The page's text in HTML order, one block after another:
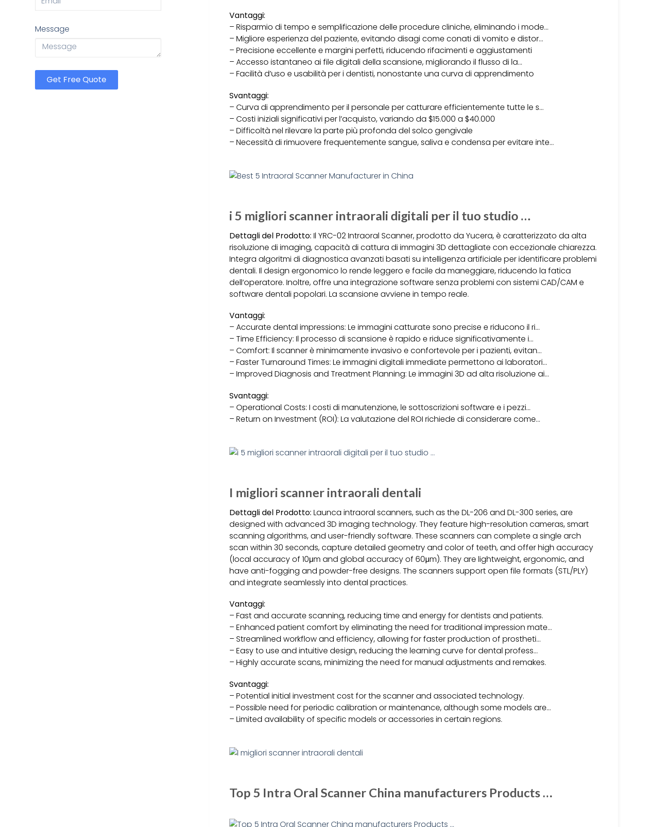
Message
Get Free Quote
Vantaggi:
– Risparmio di tempo e semplificazione delle procedure cliniche, eliminando i mode…
– Migliore esperienza del paziente, evitando disagi come conati di vomito e distor…
– Precisione eccellente e margini perfetti, riducendo rifacimenti e aggiustamenti
– Accesso istantaneo ai file digitali della scansione, migliorando il flusso di la…
– Facilità d’uso e usabilità per i dentisti, nonostante una curva di apprendimento
Svantaggi:
– Curva di apprendimento per il personale per catturare efficientemente tutte le s…
– Costi iniziali significativi per l’acquisto, variando da $15.000 a $40.000
– Difficoltà nel rilevare la parte più profonda del solco gengivale
– Necessità di rimuovere frequentemente sangue, saliva e condensa per evitare inte…
i 5 migliori scanner intraorali digitali per il tuo studio …
Dettagli del Prodotto: Il YRC-02 Intraoral Scanner, prodotto da Yucera, è caratterizzato da alta
risoluzione di imaging, capacità di cattura di immagini 3D dettagliate con eccezionale chiarezza.
Integra algoritmi di diagnostica avanzati basati su intelligenza artificiale per identificare problemi
dentali. Il design ergonomico lo rende leggero e facile da maneggiare, riducendo la fatica
dell’operatore. Inoltre, offre una integrazione software senza problemi con sistemi CAD/CAM e
software dentali popolari. La scansione avviene in tempo reale.
Vantaggi:
– Accurate dental impressions: Le immagini catturate sono precise e riducono il ri…
– Time Efficiency: Il processo di scansione è rapido e riduce significativamente i…
– Comfort: Il scanner è minimamente invasivo e confortevole per i pazienti, evitan…
– Faster Turnaround Times: Le immagini digitali immediate permettono ai laboratori…
– Improved Diagnosis and Treatment Planning: Le immagini 3D ad alta risoluzione ai…
Svantaggi:
– Operational Costs: I costi di manutenzione, le sottoscrizioni software e i pezzi…
– Return on Investment (ROI): La valutazione del ROI richiede di considerare come…
I migliori scanner intraorali dentali
Dettagli del Prodotto: Launca intraoral scanners, such as the DL-206 and DL-300 series, are
designed with advanced 3D imaging technology. They feature high-resolution cameras, smart
scanning algorithms, and user-friendly software. These scanners can complete a single arch
scan within 30 seconds, capture detailed geometry and color of teeth, and offer high accuracy
(local accuracy of 10μm and global accuracy of 60μm). They are lightweight, ergonomic, and
have anti-fogging and powder-free designs. The scanners support open file formats (STL/PLY)
and integrate seamlessly into dental practices.
Vantaggi:
– Fast and accurate scanning, reducing time and energy for dentists and patients.
– Enhanced patient comfort by eliminating the need for traditional impression mate…
– Streamlined workflow and efficiency, allowing for faster production of prostheti…
– Easy to use and intuitive design, reducing the learning curve for dental profess…
– Highly accurate scans, minimizing the need for manual adjustments and remakes.
Svantaggi:
– Potential initial investment cost for the scanner and associated technology.
– Possible need for periodic calibration or maintenance, although some models are…
– Limited availability of specific models or accessories in certain regions.
Top 5 Intra Oral Scanner China manufacturers Products …